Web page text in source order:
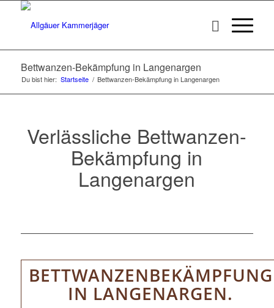
Bettwanzen-Bekämpfung in Langenargen
Du bist hier: Startseite / Bettwanzen-Bekämpfung in Langenargen
Verlässliche Bettwanzen-
Bekämpfung in
Langenargen
BETTWANZENBEKÄMPFUNG
IN LANGENARGEN.